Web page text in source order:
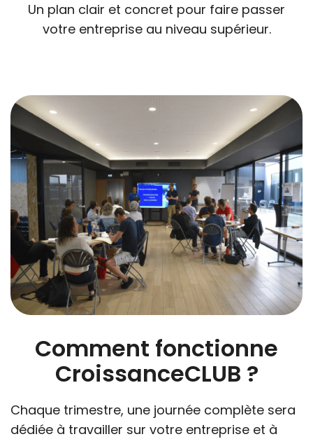
Un plan clair et concret pour faire passer
votre entreprise au niveau supérieur.
Comment fonctionne
CroissanceCLUB ?
Chaque trimestre, une journée complète sera
dédiée à travailler sur votre entreprise et à